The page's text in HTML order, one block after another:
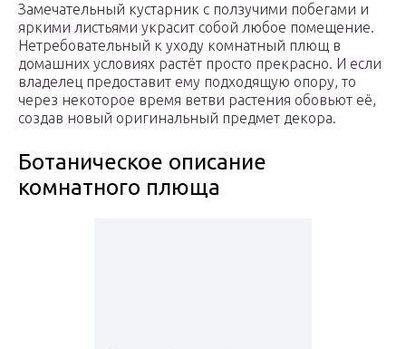
Замечательный кустарник с ползучими побегами и
яркими листьями украсит собой любое помещение.
Нетребовательный к уходу комнатный плющ в
домашних условиях растёт просто прекрасно. И если
владелец предоставит ему подходящую опору, то
через некоторое время ветви растения обовьют её,
создав новый оригинальный предмет декора.
Ботаническое описание
комнатного плюща